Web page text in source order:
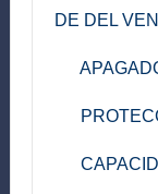
DE DEL